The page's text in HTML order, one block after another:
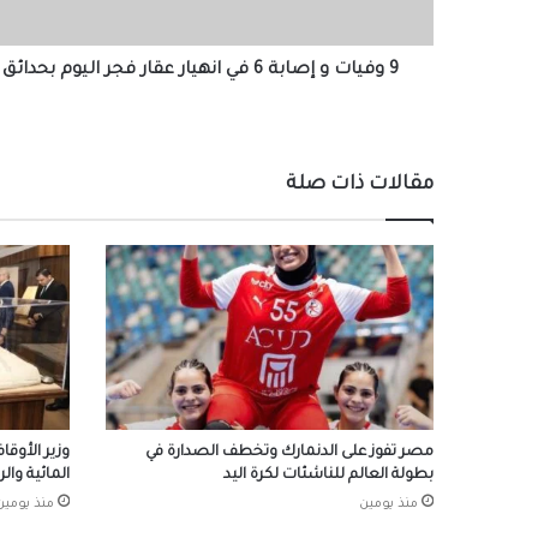
فجر
9 وفيات و إصابة 6 في انهيار عقار فجر اليوم بحدائق القبة
مقالات ذات صلة
مصر تفوز على الدنمارك وتخطف الصدارة في
بطولة العالم للناشئات لكرة اليد
منذ يومين
وزير
المائية
منذ